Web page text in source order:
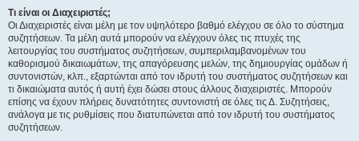
Τι είναι οι Διαχειριστές;
Οι Διαχειριστές είναι μέλη με τον υψηλότερο βαθμό ελέγχου σε όλο το σύστημα
συζητήσεων. Τα μέλη αυτά μπορούν να ελέγχουν όλες τις πτυχές της
λειτουργίας του συστήματος συζητήσεων, συμπεριλαμβανομένων του
καθορισμού δικαιωμάτων, της απαγόρευσης μελών, της δημιουργίας ομάδων ή
συντονιστών, κλπ., εξαρτώνται από τον ιδρυτή του συστήματος συζητήσεων και
τι δικαιώματα αυτός ή αυτή έχει δώσει στους άλλους διαχειριστές. Μπορούν
επίσης να έχουν πλήρεις δυνατότητες συντονιστή σε όλες τις Δ. Συζητήσεις,
ανάλογα με τις ρυθμίσεις που διατυπώνεται από τον ιδρυτή του συστήματος
συζητήσεων.